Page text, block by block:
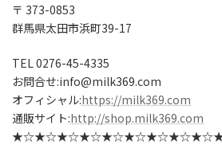
〒 373-0853
群馬県太田市浜町39-17
TEL 0276-45-4335
お問合せ:info@milk369.com
オフィシャル:https://milk369.com
通販サイト:http://shop.milk369.com